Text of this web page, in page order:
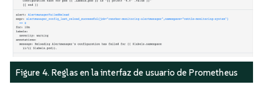
Figure 4. Reglas en la interfaz de usuario de Prometheus